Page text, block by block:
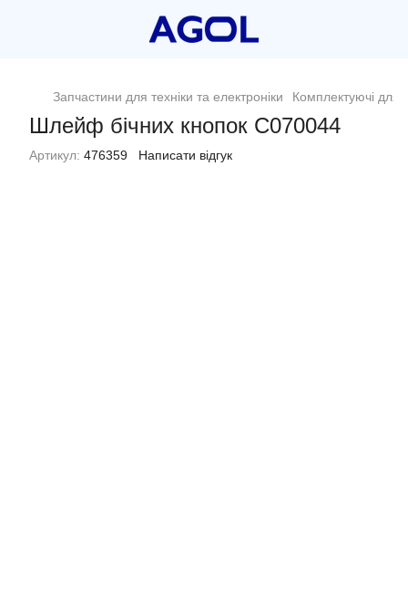
Запчастини для техніки та електроніки Комплектуючі для
Шлейф бічних кнопок C070044
Артикул: 476359 Написати відгук